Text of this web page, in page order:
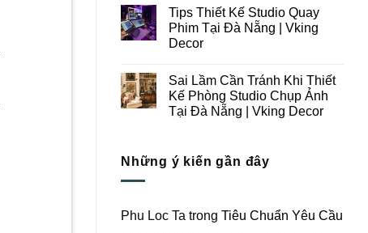
Vking
Decor
Kế
Thi
Công
Trọn
Quay
Phim
Tại
Đà
Nẵng
bình
luận
ở
Những
Khi
Thiết
Kế
Thi
Công
Trường
Tại
Vking
Decor
Tips Thiết Kế Studio Quay
Phim Tại Đà Nẵng | Vking
Decor
bình
luận
ở
Tips
Quay
Phim
Vking
Sai Lầm Cần Tránh Khi Thiết
Kế Phòng Studio Chụp Ảnh
Tại Đà Nẵng | Vking Decor
luận
ở
Tránh
Khi
Những ý kiến gần đây
Phu Loc Ta trong Tiêu Chuẩn Yêu Cầu